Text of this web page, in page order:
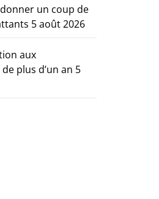
un coup de
5 août 2026
aux
plus d’un an 5